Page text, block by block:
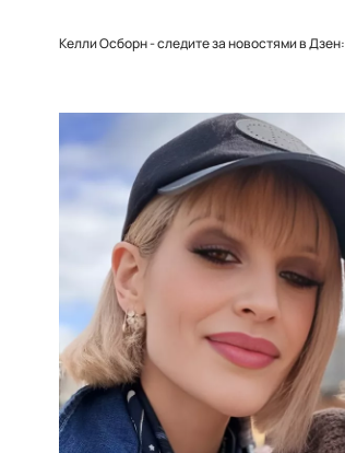
Келли Осборн - следите за новостями в Дзен: